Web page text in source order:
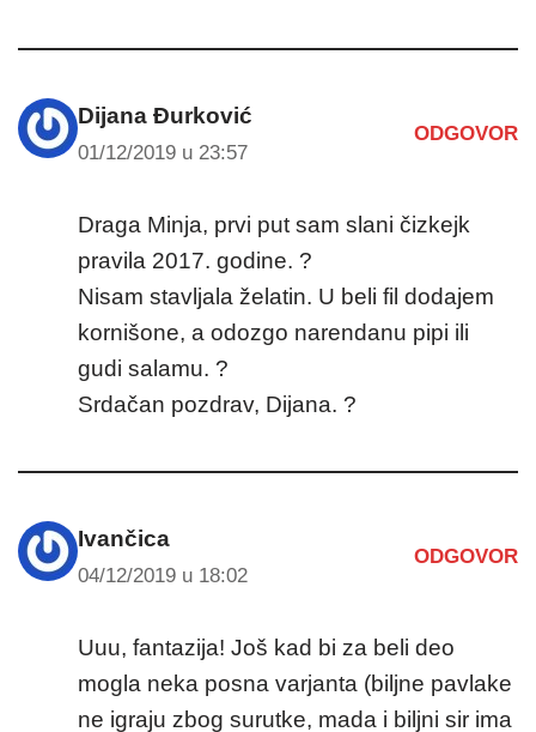
Dijana Đurković
01/12/2019 u 23:57
ODGOVOR
Draga Minja, prvi put sam slani čizkejk
pravila 2017. godine. ?
Nisam stavljala želatin. U beli fil dodajem
kornišone, a odozgo narendanu pipi ili
gudi salamu. ?
Srdačan pozdrav, Dijana. ?
Ivančica
04/12/2019 u 18:02
ODGOVOR
Uuu, fantazija! Još kad bi za beli deo
mogla neka posna varjanta (biljne pavlake
ne igraju zbog surutke, mada i biljni sir ima